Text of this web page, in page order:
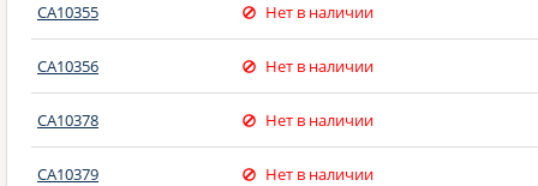
CA10355 Нет в наличии
CA10356 Нет в наличии
CA10378 Нет в наличии
CA10379 Нет в наличии